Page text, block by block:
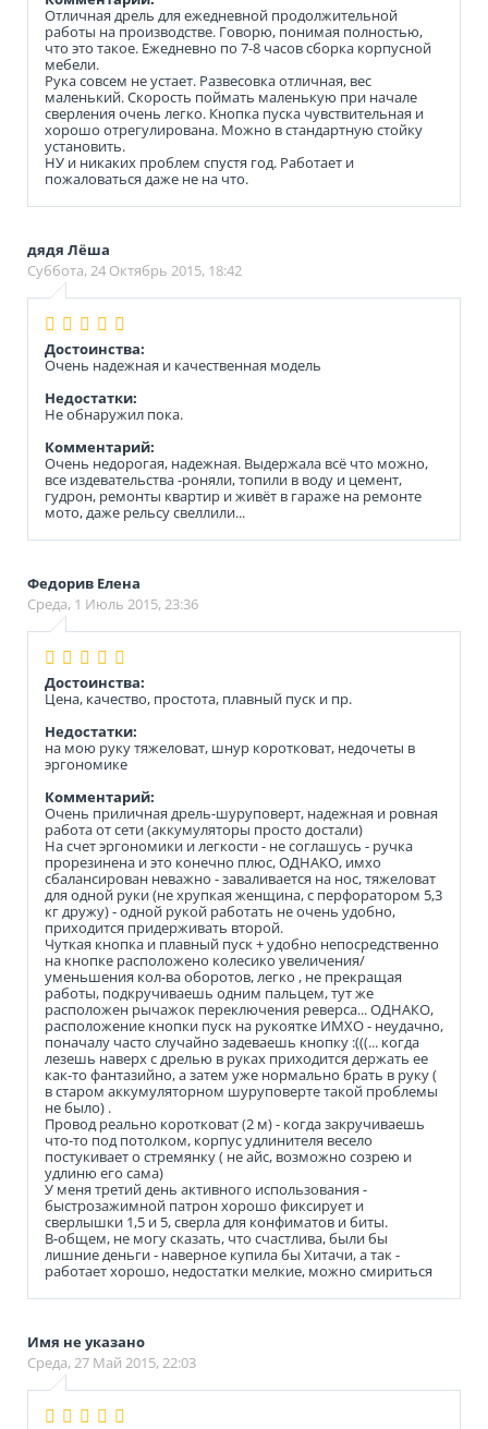
Отличная дрель для ежедневной продолжительной
работы на производстве. Говорю, понимая полностью,
что это такое. Ежедневно по 7-8 часов сборка корпусной
мебели.
Рука совсем не устает. Развесовка отличная, вес
маленький. Скорость поймать маленькую при начале
сверления очень легко. Кнопка пуска чувствительная и
хорошо отрегулирована. Можно в стандартную стойку
установить.
НУ и никаких проблем спустя год. Работает и
пожаловаться даже не на что.
дядя Лёша
Суббота, 24 Октябрь 2015, 18:42
Достоинства:
Очень надежная и качественная модель
Недостатки:
Не обнаружил пока.
Комментарий:
Очень недорогая, надежная. Выдержала всё что можно,
все издевательства -роняли, топили в воду и цемент,
гудрон, ремонты квартир и живёт в гараже на ремонте
мото, даже рельсу свеллили...
Федорив Елена
Среда, 1 Июль 2015, 23:36
Достоинства:
Цена, качество, простота, плавный пуск и пр.
Недостатки:
на мою руку тяжеловат, шнур коротковат, недочеты в
эргономике
Комментарий:
Очень приличная дрель-шуруповерт, надежная и ровная
работа от сети (аккумуляторы просто достали)
На счет эргономики и легкости - не соглашусь - ручка
прорезинена и это конечно плюс, ОДНАКО, имхо
сбалансирован неважно - заваливается на нос, тяжеловат
для одной руки (не хрупкая женщина, с перфоратором 5,3
кг дружу) - одной рукой работать не очень удобно,
приходится придерживать второй.
Чуткая кнопка и плавный пуск + удобно непосредственно
на кнопке расположено колесико увеличения/
уменьшения кол-ва оборотов, легко , не прекращая
работы, подкручиваешь одним пальцем, тут же
расположен рычажок переключения реверса... ОДНАКО,
расположение кнопки пуск на рукоятке ИМХО - неудачно,
поначалу часто случайно задеваешь кнопку :(((... когда
лезешь наверх с дрелью в руках приходится держать ее
как-то фантазийно, а затем уже нормально брать в руку (
в старом аккумуляторном шуруповерте такой проблемы
не было) .
Провод реально коротковат (2 м) - когда закручиваешь
что-то под потолком, корпус удлинителя весело
постукивает о стремянку ( не айс, возможно созрею и
удлиню его сама)
У меня третий день активного использования -
быстрозажимной патрон хорошо фиксирует и
сверлышки 1,5 и 5, сверла для конфиматов и биты.
В-общем, не могу сказать, что счастлива, были бы
лишние деньги - наверное купила бы Хитачи, а так -
работает хорошо, недостатки мелкие, можно смириться
Имя не указано
Среда, 27 Май 2015, 22:03